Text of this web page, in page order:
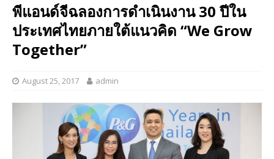
พีแอนด์จีฉลองการดำเนินงาน 30 ปีใน
ประเทศไทยภายใต้แนวคิด “We Grow
Together”
August 25, 2017 admin